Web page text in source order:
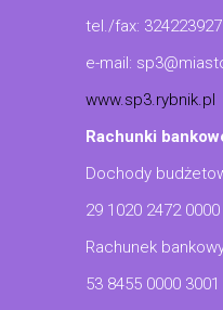
tel./fax: 324223927
e-mail:
www.sp3.rybnik.pl
Rachunki
Dochody
29 1020 2472
Rachunek
53 8455 0000